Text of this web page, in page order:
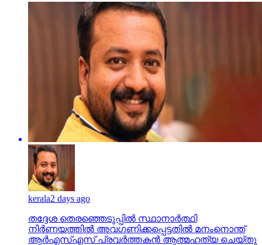
kerala2 days ago
തദ്ദേശ തെരഞ്ഞെടുപ്പില്‍ സ്ഥാനാര്‍ത്ഥി
നിര്‍ണയത്തില്‍ അവഗണിക്കപ്പെട്ടതില്‍ മനംനൊന്ത്
ആര്‍എസ്എസ് പ്രവര്‍ത്തകന്‍ ആത്മഹത്യ ചെയ്തു